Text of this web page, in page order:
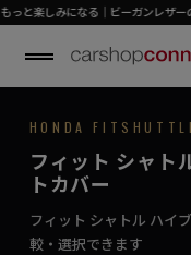
しみになる｜ビーガンレザーの
SEAT COVER
FIT
専用シー
コンパクトに、上質
初めての方はこちら›
フィット シャト
HONDA
フィット シャト
トカバー
フィット シャトル ハイ
較・選択できます